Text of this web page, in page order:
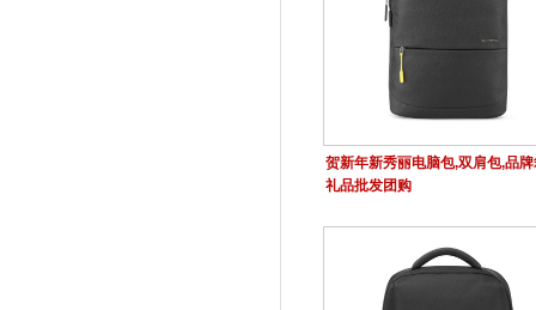
贺新年新秀丽电脑包,双肩包,品
礼品批发团购